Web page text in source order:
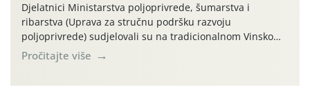
Djelatnici Ministarstva poljoprivrede, šumarstva i
ribarstva (Uprava za stručnu podršku razvoju
poljoprivrede) sudjelovali su na tradicionalnom Vinskom
forumu, održanom 24.07.2026. godine u Domu vinarske
tradicije u Putnikovićima na poluotoku Pelješcu, u
Pročitajte više